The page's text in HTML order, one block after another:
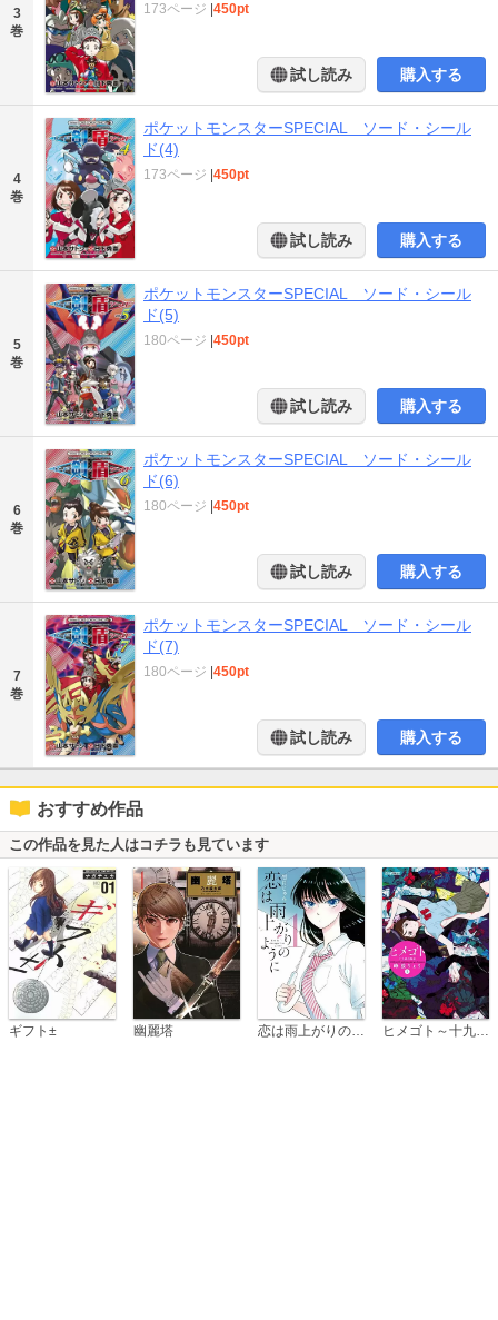
3
巻
173ページ 450pt
試し読み 購入する
4
巻
ポケットモンスターSPECIAL ソード・シール
ド(4)
173ページ 450pt
試し読み 購入する
5
巻
ポケットモンスターSPECIAL ソード・シール
ド(5)
180ページ 450pt
試し読み 購入する
6
巻
ポケットモンスターSPECIAL ソード・シール
ド(6)
180ページ 450pt
試し読み 購入する
7
巻
ポケットモンスターSPECIAL ソード・シール
ド(7)
180ページ 450pt
試し読み 購入する
おすすめ作品
この作品を見た人はコチラも見ています
ギフト± 幽麗塔 恋は雨上がりのように ヒメゴト～十九歳の制服～